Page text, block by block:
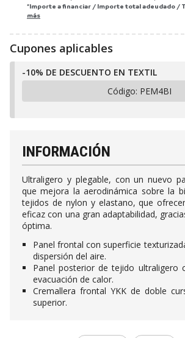
*Importe a financiar / Importe total adeudado /
más
Cupones aplicables
-10% DE DESCUENTO EN TEXTIL
Código: PEM4BI
INFORMACIÓN
Ultraligero y plegable, con un nuevo
que mejora la aerodinámica sobre la
tejidos de nylon y elastano, que
eficaz con una gran adaptabilidad,
óptima.
Panel frontal con superficie
dispersión del aire.
Panel posterior de tejido ultraligero
evacuación de calor.
Cremallera frontal YKK de doble
superior.